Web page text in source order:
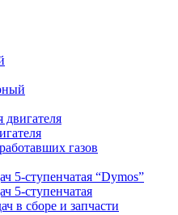
газов
5-ступенчатая “Dymos”
5-ступенчатая
в сборе и запчасти